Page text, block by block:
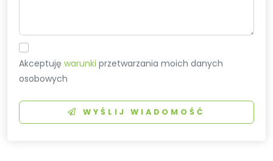
Akceptujęwarunki przetwarzania moich danych
osobowych
WYŚLIJ WIADOMOŚĆ